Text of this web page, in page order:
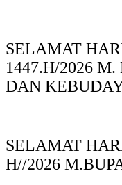
SELAMAT
1447.H/2026
DAN
SELAMAT
H//2026